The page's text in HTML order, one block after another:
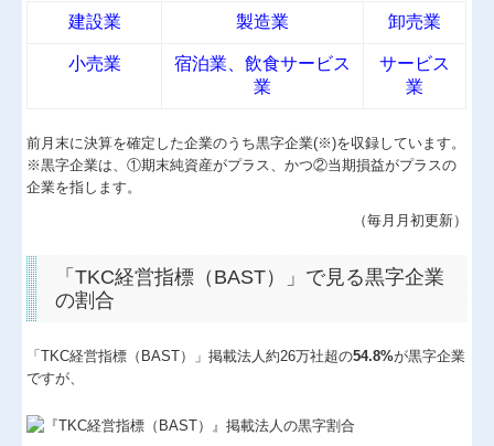
TKCシステムQ&A
経営者の四季
国の共済制度活用コーナー
小規模企業共済制度
中小企業倒産防止共済制度
中小企業退職金共済制度
建設業 製造業 卸売業
小売業
宿泊業、飲食サービス
業
サービス
業
前月末に決算を確定した企業のうち黒字企業(※)を収録しています。
※黒字企業は、①期末純資産がプラス、かつ②当期損益がプラスの
企業を指します。
（毎月月初更新）
「TKC経営指標（BAST）」で見る黒字企業
の割合
「TKC経営指標（BAST）」掲載法人約26万社超の54.8%が黒字企業
ですが、